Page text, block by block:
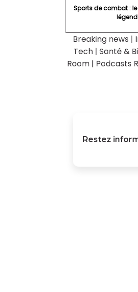
Sports de combat :
Breaking news |
Tech | Santé &
Room | Podcasts
Restez